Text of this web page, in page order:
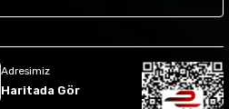
Adresimiz
Haritada Gör